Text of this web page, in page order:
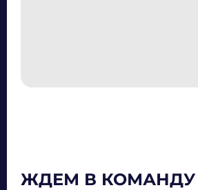
ЖДЕМ В КОМАНДУ